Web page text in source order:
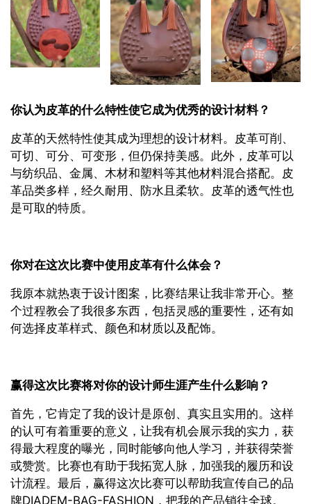
你认为皮革的什么特性使它成为优秀的设计材料？
皮革的天然特性使其成为理想的设计材料。皮革可削、
可切、可分、可变形，但仍保持美感。此外，皮革可以
与纺织品、金属、木材和塑料等其他材料混合搭配。皮
革品类多样，经久耐用、防水且柔软。皮革的透气性也
是可取的特质。
你对在这次比赛中使用皮革有什么体会？
我原本就热衷于设计图案，比赛结果让我非常开心。整
个过程教会了我很多东西，包括灵感的重要性，还有如
何选择皮革样式、颜色和材质以及配饰。
赢得这次比赛将对你的设计师生涯产生什么影响？
首先，它肯定了我的设计是原创、真实且实用的。这样
的认可有着重要的意义，让我有机会展示我的实力，获
得最大程度的曝光，同时能够向他人学习，并获得荣誉
或赞赏。比赛也有助于我拓宽人脉，加强我的履历和设
计流程。最后，赢得这次比赛可以帮助我宣传自己的品
牌DIADEM-BAG-FASHION，把我的产品销往全球。